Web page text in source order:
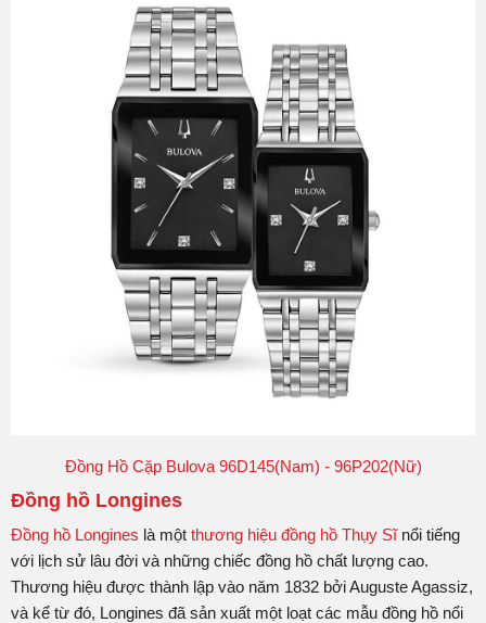
Đồng Hồ Cặp Bulova 96D145(Nam) - 96P202(Nữ)
Đồng hồ Longines
Đồng hồ Longines là một thương hiệu đồng hồ Thụy Sĩnổi tiếng
với lịch sử lâu đời và những chiếc đồng hồ chất lượng cao.
Thương hiệu được thành lập vào năm 1832 bởi Auguste Agassiz,
và kể từ đó, Longines đã sản xuất một loạt các mẫu đồng hồ nổi